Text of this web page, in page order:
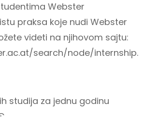
Webster
praksa koje nudi Webster
videti na njihovom sajtu:
search/node/internship.
studija za jednu godinu